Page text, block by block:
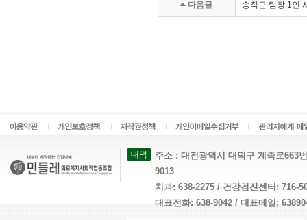
다음글 송직근 팀장 1인
대덕
주소 : 대전광역시 대덕구 계족로663
9013
치과: 638-2275 / 건강검진센터: 716-
대표전화: 638-9042 / 대표메일: